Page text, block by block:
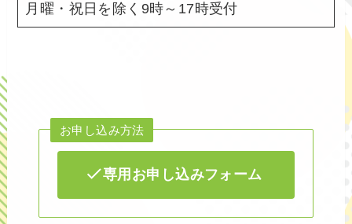
月曜・祝日を除く9時～17時受付
お申し込み方法
専用お申し込みフォーム